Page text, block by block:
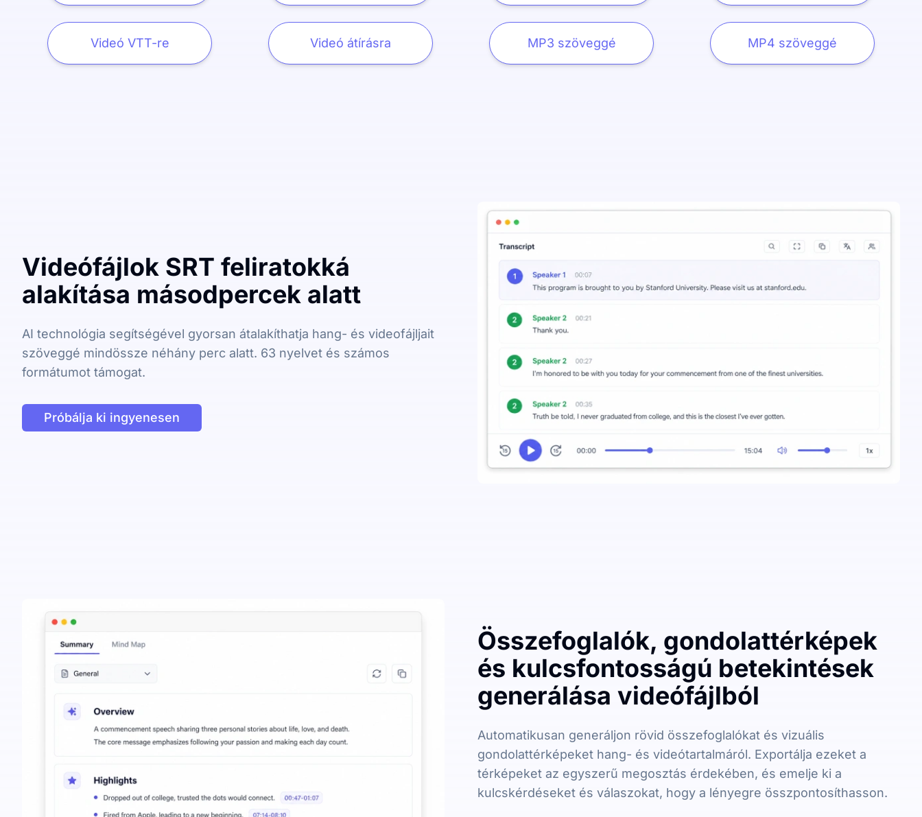
Videó VTT-re Videó átírásra MP3 szöveggé MP4 szöveggé
Videófájlok SRT feliratokká
alakítása másodpercek alatt
AI technológia segítségével gyorsan átalakíthatja hang- és videofájljait
szöveggé mindössze néhány perc alatt. 63 nyelvet és számos
formátumot támogat.
Próbálja ki ingyenesen
Összefoglalók, gondolattérképek
és kulcsfontosságú betekintések
generálása videófájlból
Automatikusan generáljon rövid összefoglalókat és vizuális
gondolattérképeket hang- és videótartalmáról. Exportálja ezeket a
térképeket az egyszerű megosztás érdekében, és emelje ki a
kulcskérdéseket és válaszokat, hogy a lényegre összpontosíthasson.